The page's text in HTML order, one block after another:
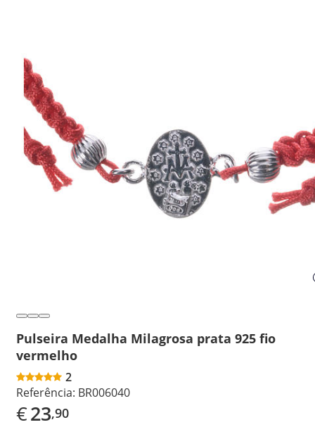
Pulseira Medalha Milagrosa prata 925 fio
vermelho
2
Referência: BR006040
€23,90